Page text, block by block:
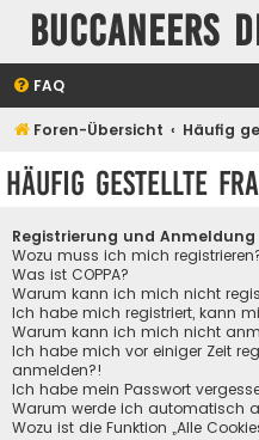
Buccaneers
FAQ
Foren-Übersicht Häufig
Häufig gestellte
Registrierung und Anmeldung
Wozu muss ich mich
Was ist COPPA?
Warum kann ich mich nicht
Ich habe mich registriert, kann
Warum kann ich mich nicht
Ich habe mich vor einiger Zeit
anmelden?!
Ich habe mein Passwort
Warum werde ich automatisch
Wozu ist die Funktion „Alle